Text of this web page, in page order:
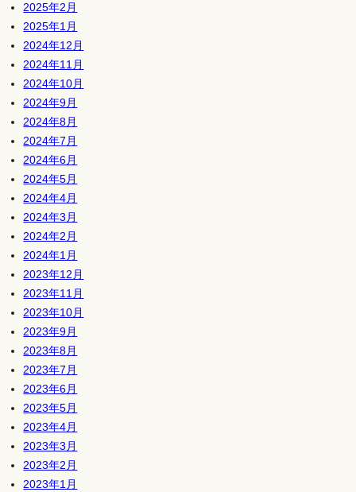
2025年2月
2025年1月
2024年12月
2024年11月
2024年10月
2024年9月
2024年8月
2024年7月
2024年6月
2024年5月
2024年4月
2024年3月
2024年2月
2024年1月
2023年12月
2023年11月
2023年10月
2023年9月
2023年8月
2023年7月
2023年6月
2023年5月
2023年4月
2023年3月
2023年2月
2023年1月